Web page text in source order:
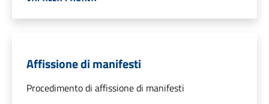
Affissione di manifesti
Procedimento di affissione di manifesti